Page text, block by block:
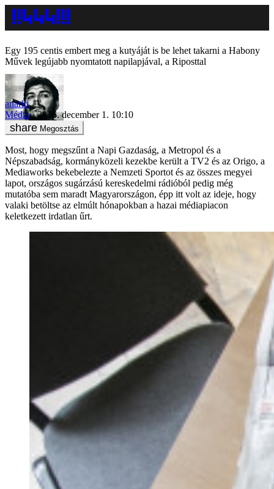
Egy 195 centis embert meg a kutyáját is be lehet takarni a Habony
Művek legújabb nyomtatott napilapjával, a Riposttal
anarki
Média
2016. december 1. 10:10
Megosztás
Most, hogy megszűnt a Napi Gazdaság, a Metropol és a
Népszabadság, kormányközeli kezekbe került a TV2 és az Origo, a
Mediaworks bekebelezte a Nemzeti Sportot és az összes megyei
lapot, országos sugárzású kereskedelmi rádióból pedig még
mutatóba sem maradt Magyarországon, épp itt volt az ideje, hogy
valaki betöltse az elmúlt hónapokban a hazai médiapiacon
keletkezett irdatlan űrt.